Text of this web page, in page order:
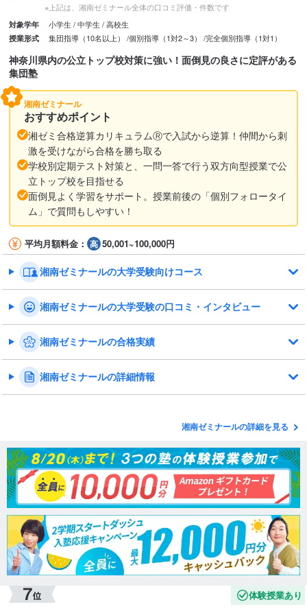
※上記は、湘南ゼミナール全体の口コミ評価・件数です
対象学年 小学生 中学生 高校生
授業形式 集団指導（10名以上） 個別指導（1対2～3） 完全個別指導（1対1）
神奈川県内の公立トップ校対策に強い！面倒見の良さに定評がある
集団塾
湘南ゼミナール
おすすめポイント
湘ゼミ合格逆算カリキュラムⓇで入試から逆算！仲間から刺
激を受けながら合格を勝ち取る
学校別定期テスト対策と、一問一答で行う双方向型授業で公
立トップ校を目指せる
面倒見よく学習をサポート。授業前後の「個別フォロータイ
ム」で質問もしやすい！
平均月額料金： 50,001~100,000円
湘南ゼミナールの大学受験向けコース
湘南ゼミナールの大学受験の口コミ・インタビュー
湘南ゼミナールの合格実績
湘南ゼミナールの詳細情報
湘南ゼミナールの詳細を見る
体験授業あり